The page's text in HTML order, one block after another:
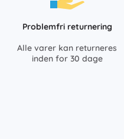
Problemfri returnering
Alle varer kan returneres
inden for 30 dage